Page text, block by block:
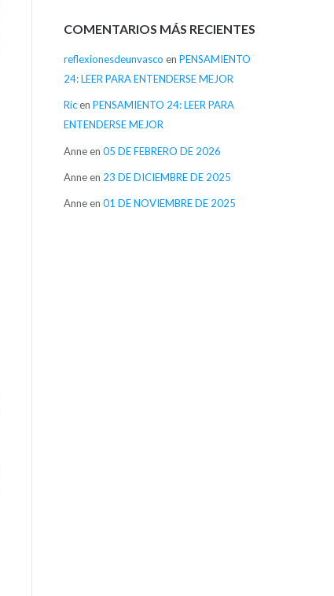
COMENTARIOS MÁS RECIENTES
reflexionesdeunvasco en PENSAMIENTO
24: LEER PARA ENTENDERSE MEJOR
Ricen PENSAMIENTO 24: LEER PARA
ENTENDERSE MEJOR
Anneen 05 DE FEBRERO DE 2026
Anneen 23 DE DICIEMBRE DE 2025
Anneen 01 DE NOVIEMBRE DE 2025